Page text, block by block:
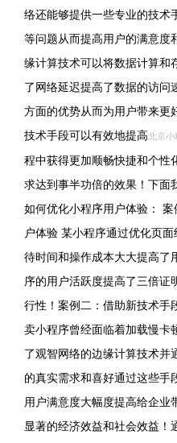
络还能够提供一些专业的技术
等问题从而提高用户的满意度
缘计算技术可以将数据计算和
了网络延迟提高了数据的访问
方面的优势从而为用户带来更
技术手段可以有效地提高北京小
程中获得更加顺畅快捷和个性
求达到事半功倍的效果！下面
如何优化小程序用户体验：
户体验 某小程序通过优化页
待时间和操作成本大大提高了
序的用户活跃度提高了三倍证
行性！案例二：借助新技术手
卖小程序曾经面临着加载慢卡
了观智网络的边缘计算技术并
的真实需求和喜好通过这些手
用户满意度大幅度提高给企业
显著的经济效益和社会效益！